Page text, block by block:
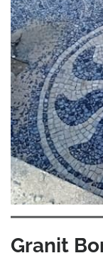
Granit